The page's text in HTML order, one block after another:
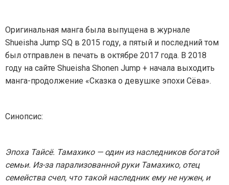
Оригинальная манга была выпущена в журнале
Shueisha Jump SQ в 2015 году, а пятый и последний том
был отправлен в печать в октябре 2017 года. В 2018
году на сайте Shueisha Shonen Jump + начала выходить
манга-продолжение «Сказка о девушке эпохи Сёва».
Синопсис:
Эпоха Тайсё. Тамахико — один из наследников богатой
семьи. Из-за парализованной руки Тамахико, отец
семейства счел, что такой наследник ему не нужен, и